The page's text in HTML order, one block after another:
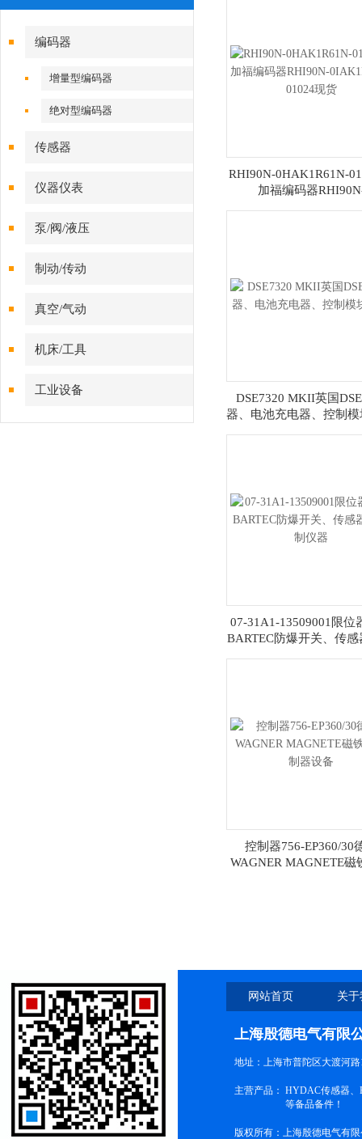
编码器
增量型编码器
绝对型编码器
传感器
仪器仪表
泵/阀/液压
制动/传动
真空/气动
机床/工具
工业设备
RHI90N-0HAK1R61N-
加福编码器
DSE7320 MKII英国
器、电池充电器、控制
07-31A1-13509001限位
BARTEC防爆开关、传感
控制器756-EP360/30
WAGNER MAGNETE磁
网站首页 关
上海殷德电气有限
地址：上海市普陀区大渡河路
主营产品： HYDAC传感器、
等备品备件！
版权所有：上海殷德电气有